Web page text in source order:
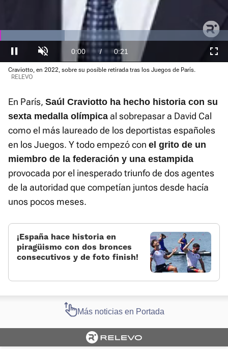
Pausa Unmute Current
0:01 / Duration
0:21
Loaded
28.57%
El sonido está silenciado, puedes
activarlo desde la barra de control
Craviotto, en 2022, sobre su posible retirada tras los Juegos de París.
RELEVO
En París, Saúl Craviotto ha hecho historia con su
sexta medalla olímpica al sobrepasar a David Cal
como el más laureado de los deportistas españoles
en los Juegos. Y todo empezó con el grito de un
miembro de la federación y una estampida
provocada por el inesperado triunfo de dos agentes
de la autoridad que competían juntos desde hacía
unos pocos meses.
¡España hace historia en
piragüismo con dos bronces
consecutivos y de foto finish!
Más noticias en Portada